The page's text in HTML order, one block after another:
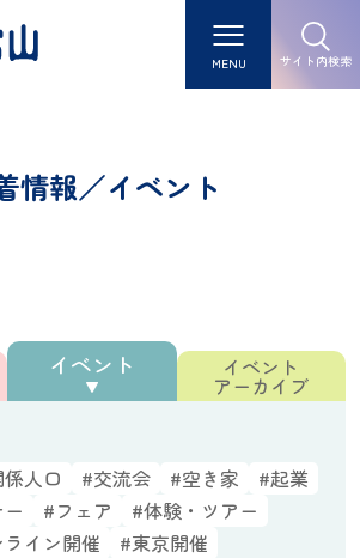
MENU サイト内検索
情報／イベント
イベント イベント
アーカイブ
人口 #交流会 #空き家
#起業
#フェア
#体験・ツアー
イン開催
#東京開催